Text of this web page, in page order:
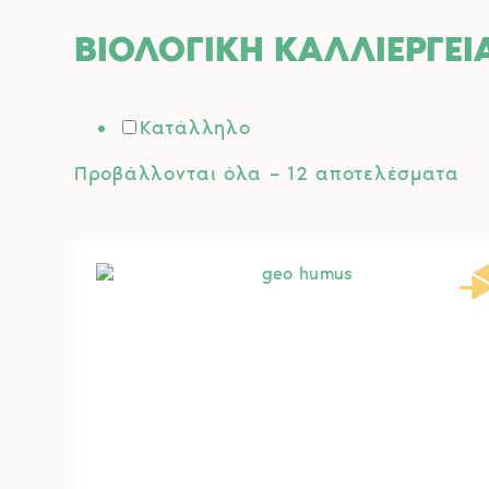
ΒΙΟΛΟΓΙΚΗ
Κατάλληλο
Προβάλλονται όλα – 12 αποτελέσματα
to
high